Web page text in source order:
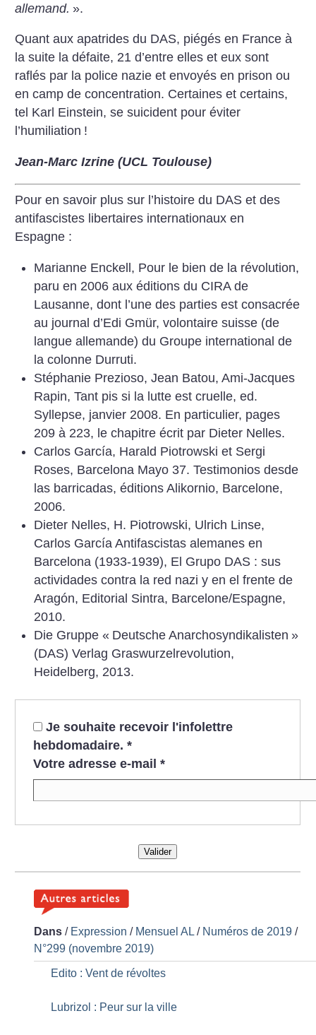
allemand. ».
Quant aux apatrides du DAS, piégés en France à
la suite la défaite, 21 d’entre elles et eux sont
raflés par la police nazie et envoyés en prison ou
en camp de concentration. Certaines et certains,
tel Karl Einstein, se suicident pour éviter
l’humiliation !
Jean-Marc Izrine (UCL Toulouse)
Pour en savoir plus sur l’histoire du DAS et des
antifascistes libertaires internationaux en
Espagne :
Marianne Enckell, Pour le bien de la révolution,
paru en 2006 aux éditions du CIRA de
Lausanne, dont l’une des parties est consacrée
au journal d’Edi Gmür, volontaire suisse (de
langue allemande) du Groupe international de
la colonne Durruti.
Stéphanie Prezioso, Jean Batou, Ami-Jacques
Rapin, Tant pis si la lutte est cruelle, ed.
Syllepse, janvier 2008. En particulier, pages
209 à 223, le chapitre écrit par Dieter Nelles.
Carlos García, Harald Piotrowski et Sergi
Roses, Barcelona Mayo 37. Testimonios desde
las barricadas, éditions Alikornio, Barcelone,
2006.
Dieter Nelles, H. Piotrowski, Ulrich Linse,
Carlos García Antifascistas alemanes en
Barcelona (1933-1939), El Grupo DAS : sus
actividades contra la red nazi y en el frente de
Aragón, Editorial Sintra, Barcelone/Espagne,
2010.
Die Gruppe « Deutsche Anarchosyndikalisten »
(DAS) Verlag Graswurzelrevolution,
Heidelberg, 2013.
Je souhaite recevoir l'infolettre
hebdomadaire. *
Votre adresse e-mail *
Valider
Dans / Expression / Mensuel AL / Numéros de 2019 /
N°299 (novembre 2019)
Edito : Vent de révoltes
Lubrizol : Peur sur la ville